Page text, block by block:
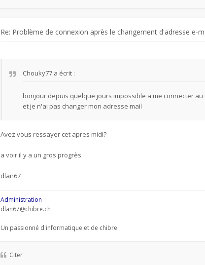
Re: Problème de connexion après le changement d'adresse e-
Chouky77 a écrit :
bonjour depuis quelque jours impossible a me connecter au
et je n'ai pas changer mon adresse mail
Avez vous ressayer cet apres midi?
a voir il y a un gros progrès
dlan67
Administration
dlan67@chibre.ch
Un passionné d'informatique et de chibre.
Citer